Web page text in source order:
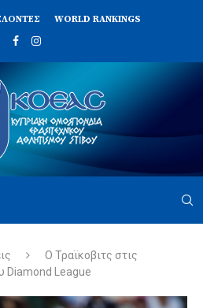
WORLD RANKINGS
Ο Τραϊκοβιτς στις
Diamond League